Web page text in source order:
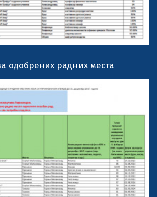
одобрених радних места